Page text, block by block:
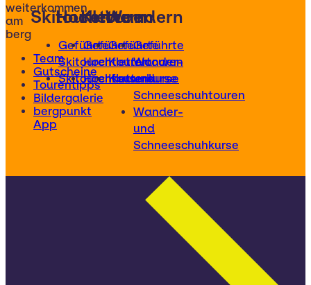
weiterkommen
am
berg
Team
Gutscheine
Tourentipps
Bildergalerie
bergpunkt
App
Skitouren
Geführte
Skitouren
Skitourenkurse
Hochtouren
Geführte
Hochtouren
Hochtourenkurse
Klettern
Geführte
Klettertouren
Kletterkurse
Wandern
Geführte
Wander-
und
Schneeschuhtouren
Wander-
und
Schneeschuhkurse